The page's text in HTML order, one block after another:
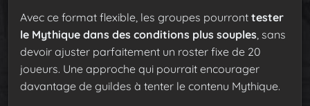
Avec ce format flexible, les groupes pourront tester
le Mythique dans des conditions plus souples , sans
devoir ajuster parfaitement un roster fixe de 20
joueurs. Une approche qui pourrait encourager
davantage de guildes à tenter le contenu Mythique.